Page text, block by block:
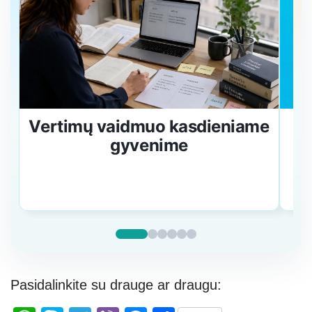
Vertimų vaidmuo kasdieniame
gyvenime
Pasidalinkite su drauge ar draugu: